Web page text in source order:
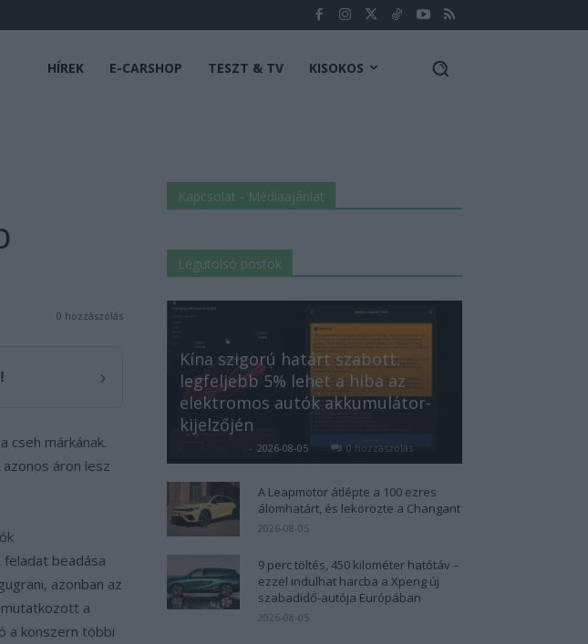
HÍREK E-CARSHOP TESZT & TV KISOKOS
0 hozzászólás
›
cseh márkának.
áron lesz
beadása
azonban az
a
a konszern többi
Kapcsolat - Médiaajánlat
Legutolsó postok
Kína szigorú határt szabott:
legfeljebb 5% lehet a hiba az
elektromos autók akkumulátor-
kijelzőjén
- 2026-08-05 0 hozzászólás
A Leapmotor átlépte a 100 ezres
álomhatárt, és lekörözte a Changant
2026-08-05
9 perc töltés, 450 kilométer hatótáv –
ezzel indulhat harcba a Xpeng új
szabadidő-autója Európában
2026-08-05